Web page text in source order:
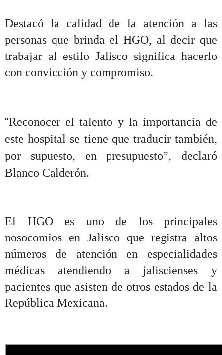
Destacó la calidad de la atención a las
personas que brinda el HGO, al decir que
trabajar al estilo Jalisco significa hacerlo
con convicción y compromiso.
“Reconocer el talento y la importancia de
este hospital se tiene que traducir también,
por supuesto, en presupuesto”, declaró
Blanco Calderón.
El HGO es uno de los principales
nosocomios en Jalisco que registra altos
números de atención en especialidades
médicas atendiendo a jaliscienses y
pacientes que asisten de otros estados de la
República Mexicana.